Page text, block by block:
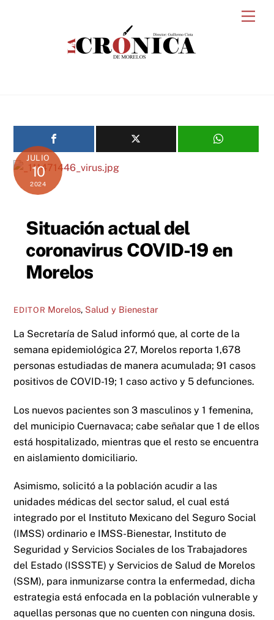
JULIO
10
2024
Situación actual del
coronavirus COVID-19 en
Morelos
EDITOR Morelos, Salud y Bienestar
La Secretaría de Salud informó que, al corte de la
semana epidemiológica 27, Morelos reporta 1,678
personas estudiadas de manera acumulada; 91 casos
positivos de COVID-19; 1 caso activo y 5 defunciones.
Los nuevos pacientes son 3 masculinos y 1 femenina,
del municipio Cuernavaca; cabe señalar que 1 de ellos
está hospitalizado, mientras que el resto se encuentra
en aislamiento domiciliario.
Asimismo, solicitó a la población acudir a las
unidades médicas del sector salud, el cual está
integrado por el Instituto Mexicano del Seguro Social
(IMSS) ordinario e IMSS-Bienestar, Instituto de
Seguridad y Servicios Sociales de los Trabajadores
del Estado (ISSSTE) y Servicios de Salud de Morelos
(SSM), para inmunizarse contra la enfermedad, dicha
estrategia está enfocada en la población vulnerable y
aquellas personas que no cuenten con ninguna dosis.